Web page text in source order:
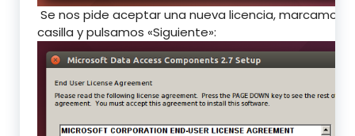
Se nos pide aceptar una nueva licencia, marcamos
casilla y pulsamos «Siguiente»: